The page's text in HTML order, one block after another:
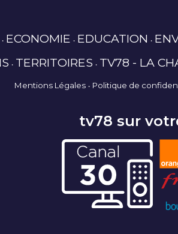
ECONOMIE EDUCATION
TERRITOIRES TV78 - LA
Mentions Légales Politique de
tv78 sur